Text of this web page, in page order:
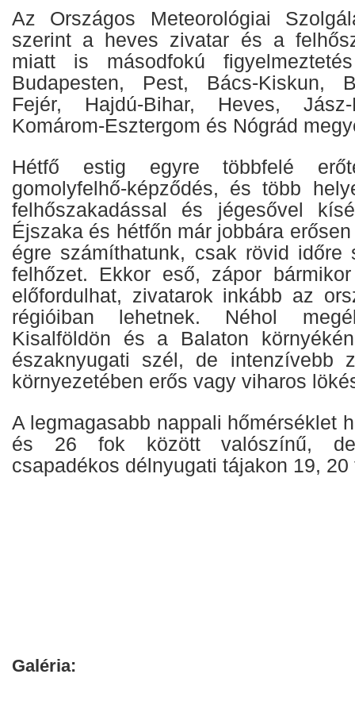
Az Országos Meteorológiai
szerint a heves zivatar és a
miatt is másodfokú
Budapesten, Pest, Bács-Kiskun,
Fejér, Hajdú-Bihar, Heves, Jász-
Komárom-Esztergom és Nógrád
Hétfő estig egyre többfelé
gomolyfelhő-képződés, és több
felhőszakadással és jégesővel
Éjszaka és hétfőn már jobbára
égre számíthatunk, csak rövid időre
felhőzet. Ekkor eső, zápor
előfordulhat, zivatarok inkább az
régióiban lehetnek. Néhol
Kisalföldön és a Balaton
északnyugati szél, de intenzívebb
környezetében erős vagy viharos
A legmagasabb nappali hőmérséklet
és 26 fok között valószínű,
csapadékos délnyugati tájakon 19,
Galéria: